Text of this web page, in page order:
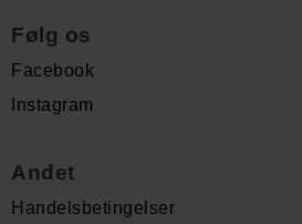
Følg os
Facebook
Instagram
Andet
Handelsbetingelser